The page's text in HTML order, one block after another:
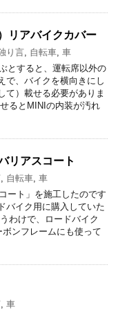
リアバイクカバー
り言 自転車 車
とすると、運転席以外の
で、バイクを横向きにし
て）載せる必要がありま
るとMINIの内装が汚れ
リアスコート
自転車 車
ート」を施工したのです
バイク用に購入していた
わけで、ロードバイク
ボンフレームにも使って
車